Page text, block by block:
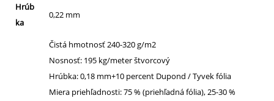
Hrúb
ka
0,22 mm
Čistá hmotnosť 240-320 g/m2
Nosnosť: 195 kg/meter štvorcový
Hrúbka: 0,18 mm+10 percent Dupond / Tyvek fólia
Miera priehľadnosti: 75 % (priehľadná fólia), 25-30 %